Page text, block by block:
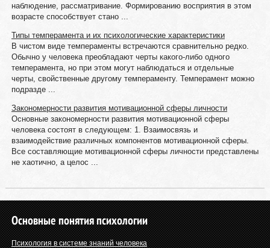
наблюдение, рассматривание. Формированию восприятия в этом
возрасте способствует стано ...
Типы темперамента и их психологические характеристики
В чистом виде темпераменты встречаются сравнительно редко.
Обычно у человека преобладают черты какого-либо одного
темперамента, но при этом могут наблюдаться и отдельные
черты, свойственные другому темпераменту. Темперамент можно
подразде ...
Закономерности развития мотивационной сферы личности
Основные закономерности развития мотивационной сферы
человека состоят в следующем: 1. Взаимосвязь и
взаимодействие различных компонентов мотивационной сферы.
Все составляющие мотивационной сферы личности представлены
не хаотично, а целос ...
Основные понятия психологии
Психология в системе знаний человека